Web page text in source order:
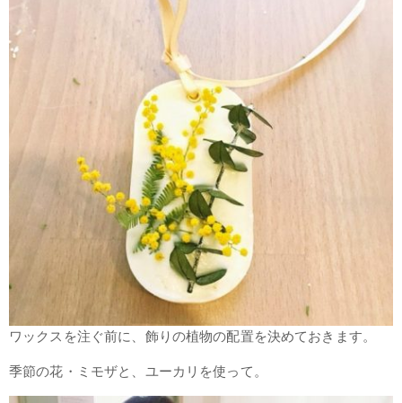
ワックスを注ぐ前に、飾りの植物の配置を決めておきます。
季節の花・ミモザと、ユーカリを使って。